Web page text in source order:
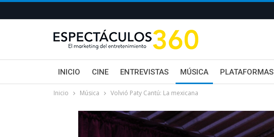
INICIO CINE ENTREVISTAS MÚSICA PLATAFORMAS
Inicio Música Volvió Paty Cantú: La mexicana